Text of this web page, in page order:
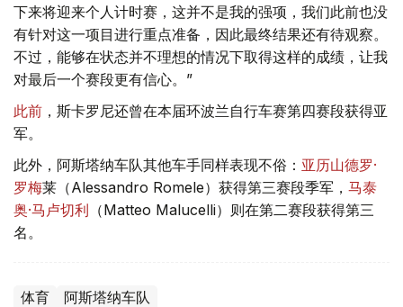
下来将迎来个人计时赛，这并不是我的强项，我们此前也没
有针对这一项目进行重点准备，因此最终结果还有待观察。
不过，能够在状态并不理想的情况下取得这样的成绩，让我
对最后一个赛段更有信心。”
此前 ，斯卡罗尼还曾在本届环波兰自行车赛第四赛段获得亚
军。
此外，阿斯塔纳车队其他车手同样表现不俗： 亚历山德罗·
罗梅莱（Alessandro Romele）获得第三赛段季军， 马泰
奥·马卢切利 （Matteo Malucelli）则在第二赛段获得第三
名。
体育 阿斯塔纳车队